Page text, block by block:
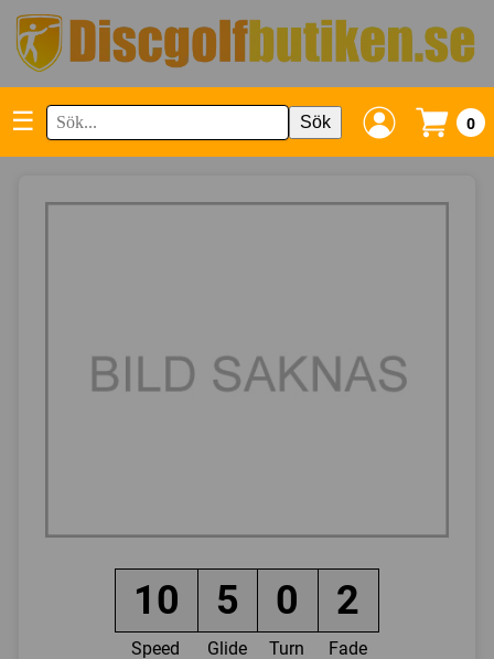
☰ Sök 0
10 5 0 2
Speed Glide Turn Fade